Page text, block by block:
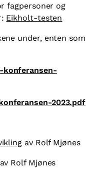
fagpersoner og
Eikholt-testen
under, enten som
konferansen-
2023.pdf
av Rolf Mjønes
av Rolf Mjønes